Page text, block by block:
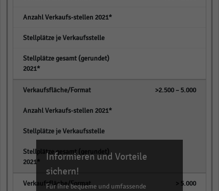
>2.500 – 5.000
> 5.000
Informieren und Vorteile
sichern!
Für Ihre bequeme und umfassende